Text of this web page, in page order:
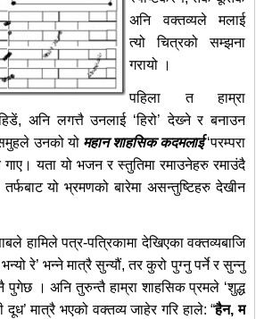
अनि वक्तव्यले मलाई
त्यो चित्रको सम्झना
गरायो ।
पहिला त हाम्रा
अनि लगत्तै उनलाई ‘हिरो’ देख्‍ने र बनाउन
उनको यो महान शाहसिक कदमलाई‘परम्परा
यता यो भजन र स्तुतिमा रमाउनेहरु रमाउंदै
यो भ्रमणको बारेमा असन्तुष्टिहरु देखीन
हामिले पत्र-पत्रिकामा देखिएका वक्तव्यबाजि
रे’ भन्ने मात्रै सुन्यौं, तर कुरो पुग्नु पर्ने र सुन्नु
पुगेछ । अनि तुरुन्तै हाम्रा शाहसिक प्रमले ‘शुद्ध
मात्रै भएको वक्तव्य जाहेर गरि हाले: “हैन, म